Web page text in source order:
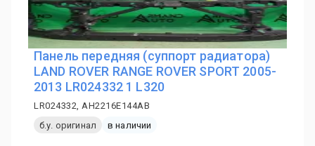
Панель передняя (суппорт радиатора)
LAND ROVER RANGE ROVER SPORT 2005-
2013 LR024332 1 L320
LR024332, AH2216E144AB
б.у. оригинал
в наличии